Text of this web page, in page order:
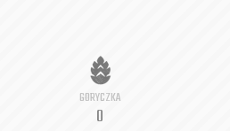
GORYCZKA
0